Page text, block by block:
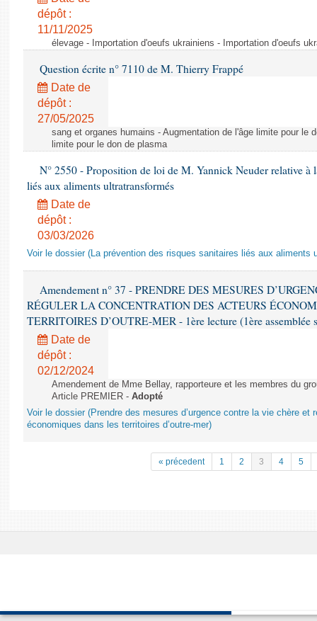
dépôt :
11/11/2025
élevage - Importation d'oeufs ukrainiens - Importation d'oeufs
Question écrite n° 7110 de M. Thierry Frappé
Date de
dépôt :
27/05/2025
sang et organes humains - Augmentation de l'âge limite pour le
limite pour le don de plasma
N° 2550 - Proposition de loi de M. Yannick Neuder relative à
liés aux aliments ultratransformés
Date de
dépôt :
03/03/2026
Voir le dossier (La prévention des risques sanitaires liés aux aliments
Amendement n° 37 - PRENDRE DES MESURES
RÉGULER LA CONCENTRATION DES ACTEURS
TERRITOIRES D’OUTRE-MER - 1ère lecture (1ère assemblée
Date de
dépôt :
02/12/2024
Amendement de Mme Bellay, rapporteure et les membres du
Article PREMIER - Adopté
Voir le dossier (Prendre des mesures d’urgence contre la vie chère et
économiques dans les territoires d’outre-mer)
« précedent 1 2 3 4 5